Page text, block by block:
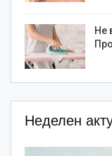
Не
Неделен